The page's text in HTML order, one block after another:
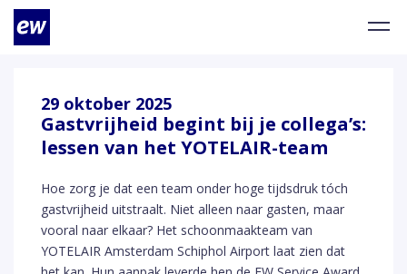
29 oktober 2025
Gastvrijheid begint bij je collega’s:
lessen van het YOTELAIR-team
Hoe zorg je dat een team onder hoge tijdsdruk tóch
gastvrijheid uitstraalt. Niet alleen naar gasten, maar
vooral naar elkaar? Het schoonmaakteam van
YOTELAIR Amsterdam Schiphol Airport laat zien dat